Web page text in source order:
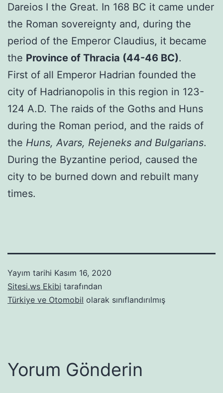
Dareios I the Great. In 168 BC it came under
the Roman sovereignty and, during the
period of the Emperor Claudius, it became
the Province of Thracia (44-46 BC).
First of all Emperor Hadrian founded the
city of Hadrianopolis in this region in 123-
124 A.D. The raids of the Goths and Huns
during the Roman period, and the raids of
the Huns, Avars, Rejeneks and Bulgarians.
During the Byzantine period, caused the
city to be burned down and rebuilt many
times.
Yayım tarihi Kasım 16, 2020
Sitesi.ws Ekibi tarafından
Türkiye ve Otomobil olarak sınıflandırılmış
Yorum Gönderin